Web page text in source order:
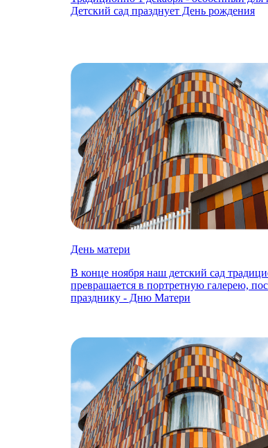
Детский сад празднует День рождения
День матери
В конце ноября наш детский сад
превращается в портретную галерею,
празднику - Дню Матери